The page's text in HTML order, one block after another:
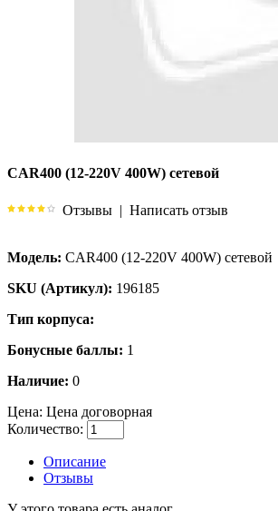
CAR400 (12-220V 400W) сетевой
Отзывы | Написать отзыв
Модель: CAR400 (12-220V 400W) сетевой
SKU (Артикул): 196185
Тип корпуса:
Бонусные баллы: 1
Наличие: 0
Цена: Цена договорная
Количество:
Описание
Отзывы